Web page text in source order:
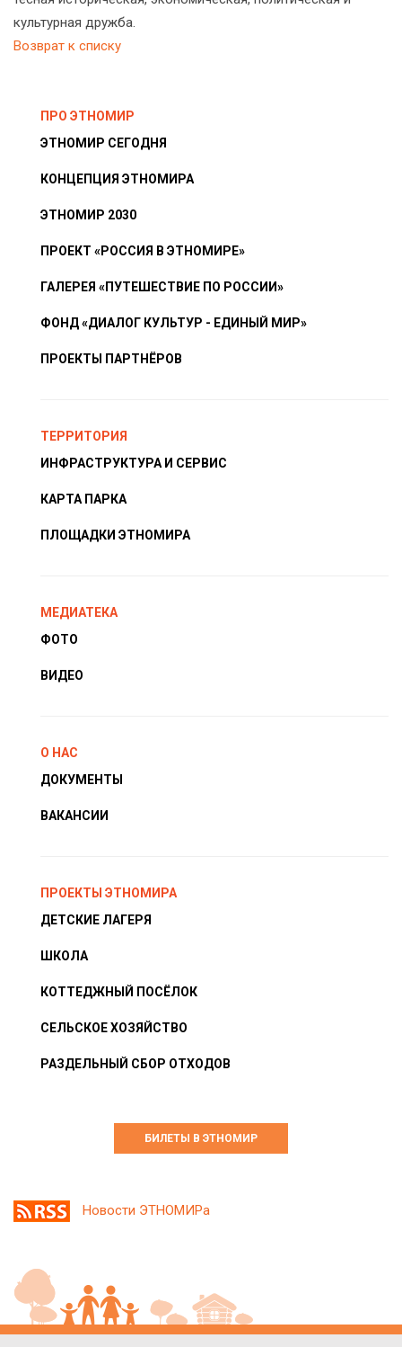
культурная дружба.
Возврат к списку
ПРО ЭТНОМИР
ЭТНОМИР СЕГОДНЯ
КОНЦЕПЦИЯ ЭТНОМИРА
ЭТНОМИР 2030
ПРОЕКТ «РОССИЯ В ЭТНОМИРЕ»
ГАЛЕРЕЯ «ПУТЕШЕСТВИЕ ПО РОССИИ»
ФОНД «ДИАЛОГ КУЛЬТУР - ЕДИНЫЙ МИР»
ПРОЕКТЫ ПАРТНЁРОВ
ТЕРРИТОРИЯ
ИНФРАСТРУКТУРА И СЕРВИС
КАРТА ПАРКА
ПЛОЩАДКИ ЭТНОМИРА
МЕДИАТЕКА
ФОТО
ВИДЕО
О НАС
ДОКУМЕНТЫ
ВАКАНСИИ
ПРОЕКТЫ ЭТНОМИРА
ДЕТСКИЕ ЛАГЕРЯ
ШКОЛА
КОТТЕДЖНЫЙ ПОСЁЛОК
СЕЛЬСКОЕ ХОЗЯЙСТВО
РАЗДЕЛЬНЫЙ СБОР ОТХОДОВ
БИЛЕТЫ В ЭТНОМИР
Новости ЭТНОМИРа